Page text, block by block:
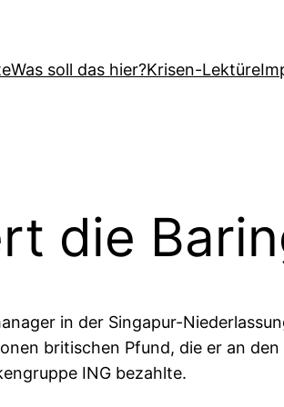
Was soll das hier?Krisen-Lektüre
die
in der Singapur-
britischen Pfund, die er an
ING bezahlte.